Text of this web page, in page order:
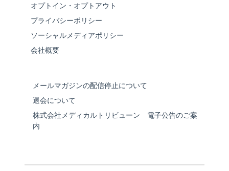
オプトイン・オプトアウト
プライバシーポリシー
ソーシャルメディアポリシー
会社概要
メールマガジンの配信停止について
退会について
株式会社メディカルトリビューン 電子公告のご案
内